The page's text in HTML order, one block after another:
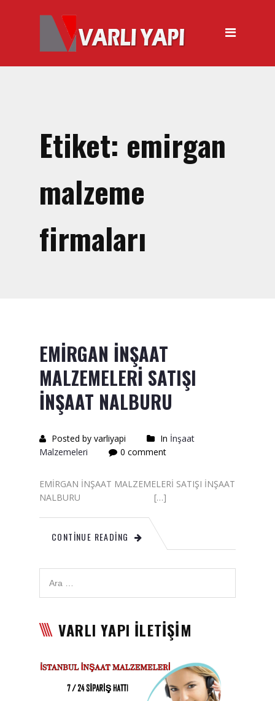
ANASAYFA
HAKKIMIZDA
Tabancası
El Arabası Satışı – Toptan,
Perakende Satış
İnşaat Küreği
Alçıpan Vidası Satışı
Kazma Satışı – Toptan,
Perakende Satış Firması
Betokontak Astar
Alçı Yapıştırma Malzemesi
Satışı
Kaba İnşaat Malzemeleri
Satışı
Asma Tavan Malzemesi
Etiket: emirgan
malzeme
firmaları
EMİRGAN İNŞAAT
MALZEMELERİ SATIŞI
İNŞAAT NALBURU
Posted by varliyapi In İnşaat
Malzemeleri
0 comment
EMİRGAN İNŞAAT MALZEMELERİ SATIŞI İNŞAAT
NALBURU […]
CONTINUE READING
VARLI YAPI İLETİŞİM